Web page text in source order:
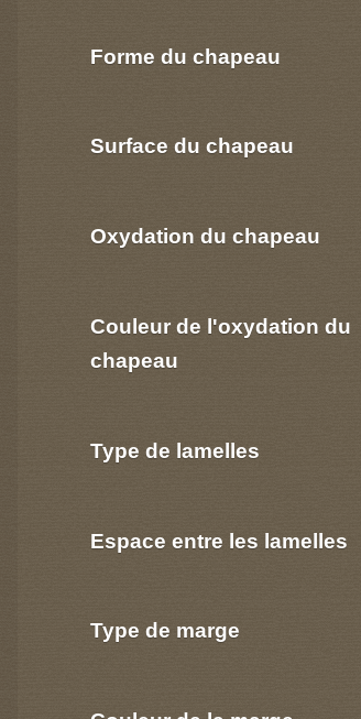
Forme du chapeau
Surface du chapeau
Oxydation du chapeau
Couleur de l'oxydation du
chapeau
Type de lamelles
Espace entre les lamelles
Type de marge